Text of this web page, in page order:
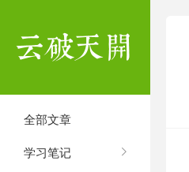
全部文章
学习笔记